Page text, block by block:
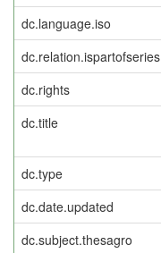
dc.language.iso
dc.relation.ispartofseries
dc.rights
dc.title
dc.type
dc.date.updated
dc.subject.thesagro